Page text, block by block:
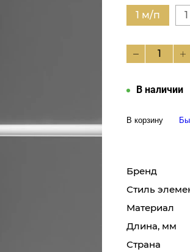
1 м/п
В наличии
В корзину
Бренд
Стиль
Материал
Длина, мм
Страна